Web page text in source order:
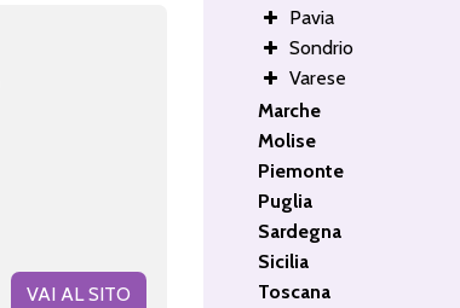
VAI AL SITO
Pavia
Sondrio
Varese
Marche
Molise
Piemonte
Puglia
Sardegna
Sicilia
Toscana